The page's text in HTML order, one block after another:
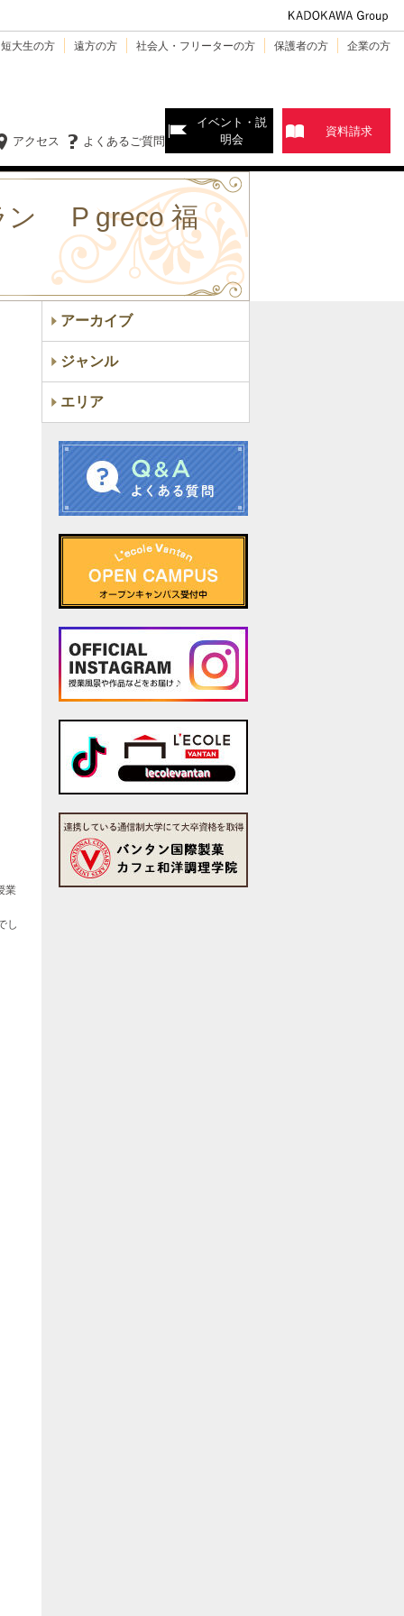
大生の方 遠方の方 社会人・フリーターの方 保護者の方 企業の方
よくあるご質問
アクセス
イベント・説
明会
資料請求
ン P greco 福
業
し
アーカイブ
ジャンル
エリア